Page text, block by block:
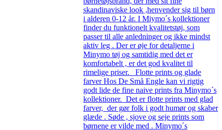
skandinaviske look ,henvender sig til børn
i alderen 0-12 år. I Miymo´s kollektioner
finder du funktionelt kvalitetstøj, som
passer til alle anledninger og ikke mindst
aktiv leg . Der er øje for detaljerne i
Minymo tøj og samtidig med det er
komfortabelt , er det god kvalitet til
rimelige priser. Flotte prints og glade
farver Hos De Små Engle kan vi rigtig
godt lide de fine naive prints fra Minymo´s
kollektioner. Det er flotte prints med glad
farver, der gør folk i godt humør og skaber
glæde . Søde , sjove og seje prints som
børnene er vilde med . Minymo´s